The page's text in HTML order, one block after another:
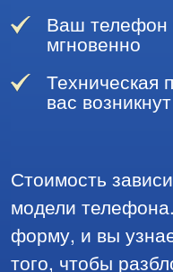
Ваш телефон
мгновенно
Техническая
вас
Стоимость
модели
форму, и вы
того, чтобы